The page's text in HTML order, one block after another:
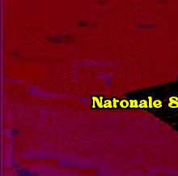
Natonale